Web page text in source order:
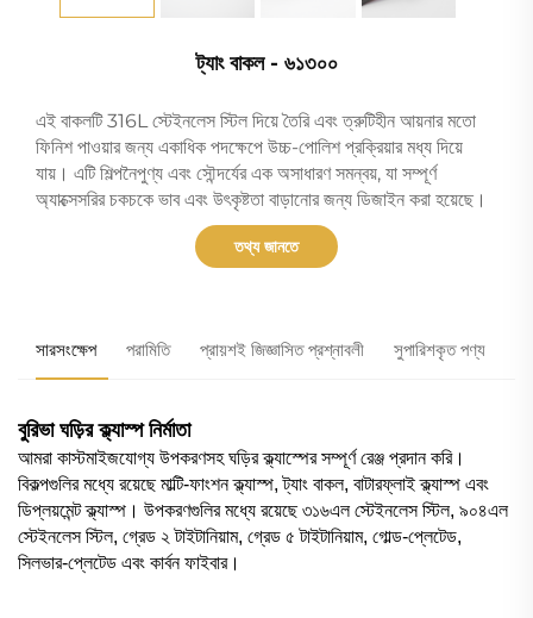
ট্যাং বাকল - ৬১৩০০
এই বাকলটি 316L স্টেইনলেস স্টিল দিয়ে তৈরি এবং ত্রুটিহীন আয়নার মতো
ফিনিশ পাওয়ার জন্য একাধিক পদক্ষেপে উচ্চ-পোলিশ প্রক্রিয়ার মধ্য দিয়ে
যায়। এটি শিল্পনৈপুণ্য এবং সৌন্দর্যের এক অসাধারণ সমন্বয়, যা সম্পূর্ণ
অ্যাক্সেসরির চকচকে ভাব এবং উৎকৃষ্টতা বাড়ানোর জন্য ডিজাইন করা হয়েছে।
তথ্য জানতে
সারসংক্ষেপ পরামিতি প্রায়শই জিজ্ঞাসিত প্রশ্নাবলী সুপারিশকৃত পণ্য
বুরিভা ঘড়ির ক্ল্যাস্প নির্মাতা
আমরা কাস্টমাইজযোগ্য উপকরণসহ ঘড়ির ক্ল্যাস্পের সম্পূর্ণ রেঞ্জ প্রদান করি।
বিকল্পগুলির মধ্যে রয়েছে মাল্টি-ফাংশন ক্ল্যাস্প, ট্যাং বাকল, বাটারফ্লাই ক্ল্যাস্প এবং
ডিপ্লয়মেন্ট ক্ল্যাস্প। উপকরণগুলির মধ্যে রয়েছে ৩১৬এল স্টেইনলেস স্টিল, ৯০৪এল
স্টেইনলেস স্টিল, গ্রেড ২ টাইটানিয়াম, গ্রেড ৫ টাইটানিয়াম, গোল্ড-প্লেটেড,
সিলভার-প্লেটেড এবং কার্বন ফাইবার।